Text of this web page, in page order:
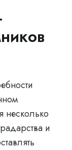
несколько
и